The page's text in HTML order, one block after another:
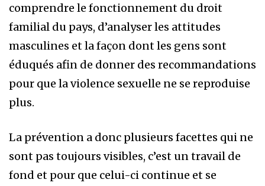
comprendre le fonctionnement du droit
familial du pays, d’analyser les attitudes
masculines et la façon dont les gens sont
éduqués afin de donner des recommandations
pour que la violence sexuelle ne se reproduise
plus.
La prévention a donc plusieurs facettes qui ne
sont pas toujours visibles, c’est un travail de
fond et pour que celui-ci continue et se